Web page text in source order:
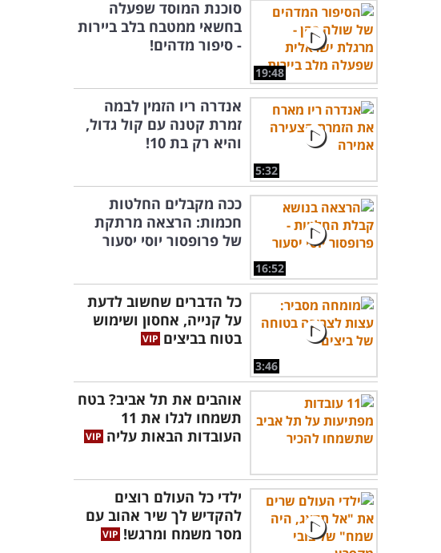
19:48
סוכנת המוסד שפעלה
בחשאי ממטבח בלב ביירות
- סיפור מדהים!
5:32
אנדרה ריו הזמין לבמה
זמרת קטנה עם קול גדול,
והיא רק בת 10!
16:52
ככה מקבלים החלטות
חכמות: הרצאה מרתקת
של פרופסור יוסי יסעור
3:46
כל הדברים שחשוב לדעת
על קנייה, אחסון ושימוש
בטוח בביצים
אוהבים את תל אביב? בטח
תשמחו לגלו את 11
העובדות הבאות עליה
ילדי כל העולם רוצים
להקדיש לך שיר אהוב עם
מסר משמח ומרגש!